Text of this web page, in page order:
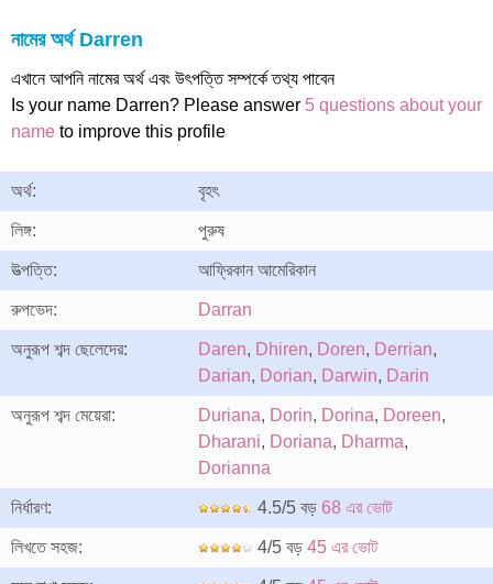
নামের অর্থ Darren
এখানে আপনি নামের অর্থ এবং উৎপত্তি সম্পর্কে তথ্য পাবেন
Is your name Darren? Please answer 5 questions about your
name to improve this profile
অর্থ: বৃহৎ
লিঙ্গ: পুরুষ
উত্পত্তি: আফ্রিকান আমেরিকান
রুপভেদ: Darran
অনুরূপ শব্দ ছেলেদের: Daren, Dhiren, Doren, Derrian,
Darian, Dorian, Darwin, Darin
অনুরূপ শব্দ মেয়েরা: Duriana, Dorin, Dorina, Doreen,
Dharani, Doriana, Dharma,
Dorianna
নির্ধারণ: 4.5/5 বড় 68 এর ভোট
লিখতে সহজ: 4/5 বড় 45 এর ভোট